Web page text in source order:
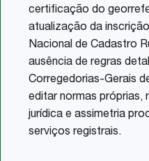
certificação do
atualização da
Nacional de Cadastro
ausência de regras
Corregedorias-Gerais
editar normas próprias,
jurídica e assimetria
serviços registrais.